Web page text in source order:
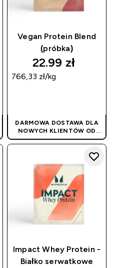
Vegan Protein Blend
(próbka)
22.99 zł‎
766,33 zł‎/kg
DARMOWA DOSTAWA DLA
NOWYCH KLIENTÓW OD
180PLN| PROMOCJA
Impact Whey Protein -
Białko serwatkowe